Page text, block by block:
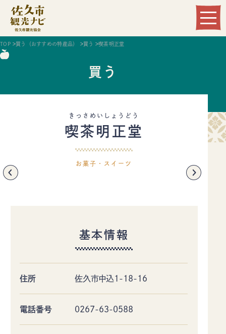
Language
イベント
特集記事
お知らせ
TOP 買う（おすすめの特産品） 買う 喫茶明正堂
買う
きっさめいしょうどう
喫茶明正堂
お菓子・スイーツ
基本情報
住所 佐久市中込1-18-16
電話番号 0267-63-0588